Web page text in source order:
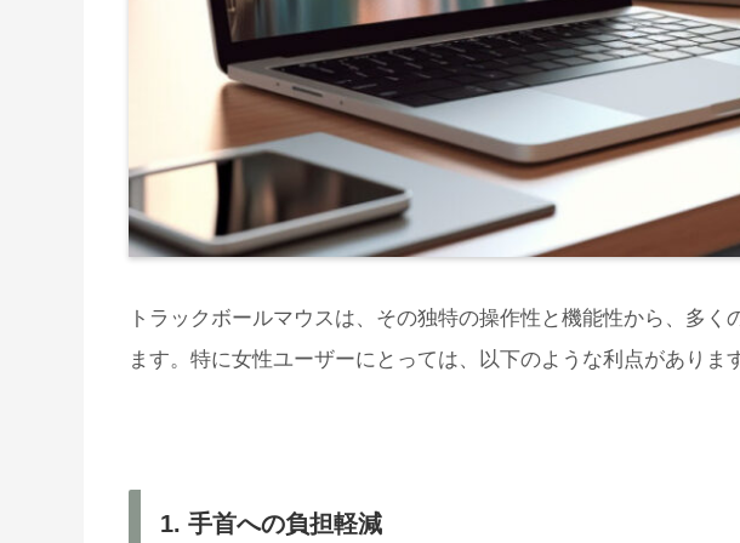
トラックボールマウスは、その独特の操作性と機能性から、多く
ます。特に女性ユーザーにとっては、以下のような利点がありま
1. 手首への負担軽減